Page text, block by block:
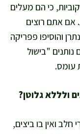
כי הם מעלים
אם אתם רוצים
והוסיפו פפריקה
"בישול
עומס.
חלב ואין בו ביצים,